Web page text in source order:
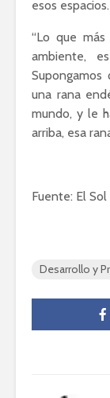
esos espacios.
“Lo que
ambiente,
una rana
mundo, y le
arriba, esa
Fuente: El
Desarrollo y